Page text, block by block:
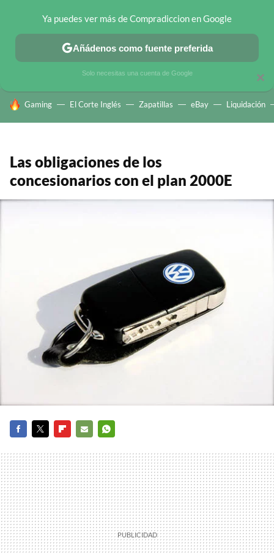
CHOLLOS TELEGRAM OFERTAS EN MÓVILES OFERTAS EN
HOY SE HABLA DE
Gaming El Corte Inglés Zapatillas eBay Liquidación
Las obligaciones de los
concesionarios con el plan 2000E
MAIL
×
Ya puedes ver más de Compradiccion en Google
Añádenos como fuente preferida
Solo necesitas una cuenta de Google